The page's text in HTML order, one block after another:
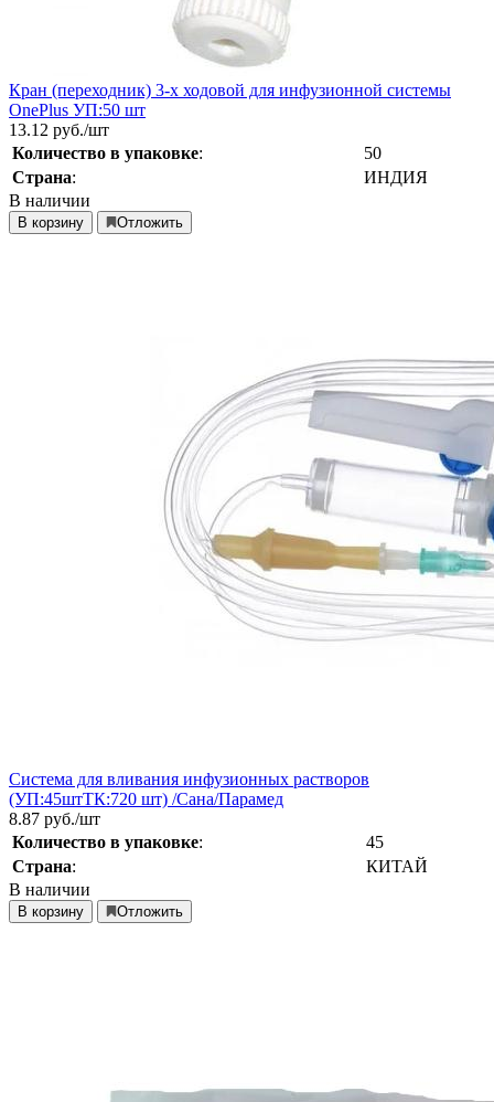
Кран (переходник) 3-х ходовой для инфузионной системы
OnePlus УП:50 шт
13.12 руб./шт
Количество в упаковке:
50
Страна:
ИНДИЯ
В наличии
В корзину Отложить
Система для вливания инфузионных растворов
(УП:45штТК:720 шт) /Сана/Парамед
8.87 руб./шт
Количество в упаковке:
45
Страна:
КИТАЙ
В наличии
В корзину Отложить